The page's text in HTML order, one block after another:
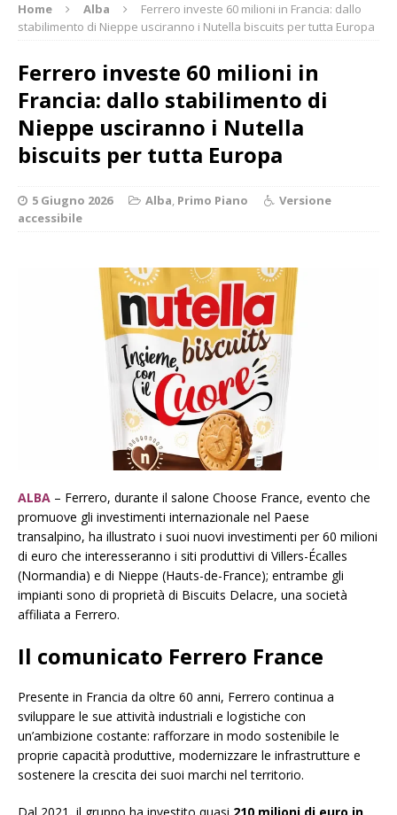
Home Alba
Ferrero investe 60 milioni in Francia: dallo
stabilimento di Nieppe usciranno i Nutella biscuits per tutta Europa
Ferrero investe 60 milioni in
Francia: dallo stabilimento di
Nieppe usciranno i Nutella
biscuits per tutta Europa
5 Giugno 2026 Alba, Primo Piano
Versione
accessibile
ALBA – Ferrero, durante il salone Choose France, evento che
promuove gli investimenti internazionale nel Paese
transalpino, ha illustrato i suoi nuovi investimenti per 60 milioni
di euro che interesseranno i siti produttivi di Villers-Écalles
(Normandia) e di Nieppe (Hauts-de-France); entrambe gli
impianti sono di proprietà di Biscuits Delacre, una società
affiliata a Ferrero.
Il comunicato Ferrero France
Presente in Francia da oltre 60 anni, Ferrero continua a
sviluppare le sue attività industriali e logistiche con
un’ambizione costante: rafforzare in modo sostenibile le
proprie capacità produttive, modernizzare le infrastrutture e
sostenere la crescita dei suoi marchi nel territorio.